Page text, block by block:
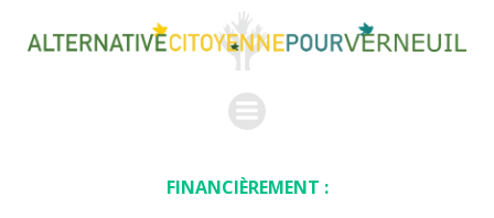
Aller
au
contenu
FINANCIÈREMENT :